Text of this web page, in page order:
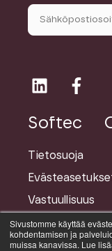
Sivustomme käyttää
kohdentamisen ja
muissa kanavissa. Lue
Softec
Tietosuoja
Vastuullisuus
© Priima on